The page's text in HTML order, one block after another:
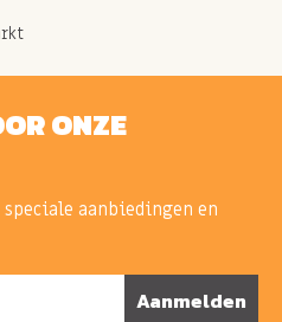
ONZE
aanbiedingen en
Aanmelden